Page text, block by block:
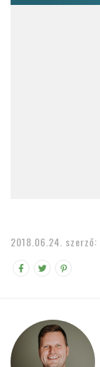
2018.06.24. szerző: